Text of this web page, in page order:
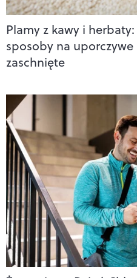
Plamy z kawy i
sposoby na
zaschnięte